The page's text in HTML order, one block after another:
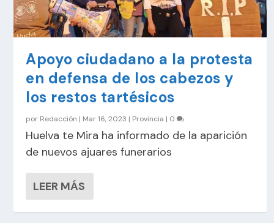
Apoyo ciudadano a la protesta
en defensa de los cabezos y
los restos tartésicos
por Redacción | Mar 16, 2023 | Provincia | 0
Huelva te Mira ha informado de la aparición
de nuevos ajuares funerarios
LEER MÁS